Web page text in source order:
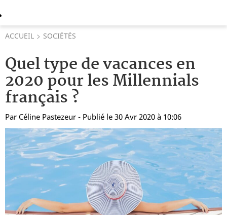
ACCUEIL SOCIÉTÉS
Quel type de vacances en
2020 pour les Millennials
français ?
Par Céline Pastezeur - Publié le 30 Avr 2020 à 10:06